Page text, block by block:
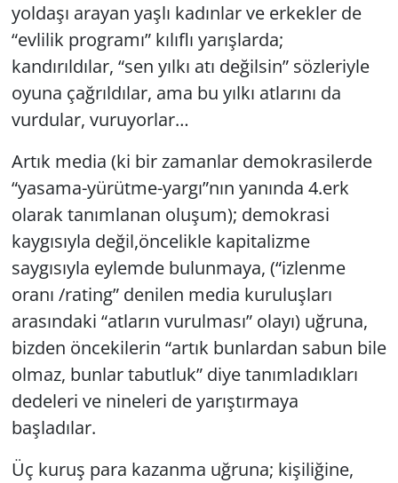
yoldaşı arayan yaşlı kadınlar ve erkekler de
“evlilik programı” kılıflı yarışlarda;
kandırıldılar, “sen yılkı atı değilsin” sözleriyle
oyuna çağrıldılar, ama bu yılkı atlarını da
vurdular, vuruyorlar…
Artık media (ki bir zamanlar demokrasilerde
“yasama-yürütme-yargı”nın yanında 4.erk
olarak tanımlanan oluşum); demokrasi
kaygısıyla değil,öncelikle kapitalizme
saygısıyla eylemde bulunmaya, (“izlenme
oranı /rating” denilen media kuruluşları
arasındaki “atların vurulması” olayı) uğruna,
bizden öncekilerin “artık bunlardan sabun bile
olmaz, bunlar tabutluk” diye tanımladıkları
dedeleri ve nineleri de yarıştırmaya
başladılar.
Üç kuruş para kazanma uğruna; kişiliğine,